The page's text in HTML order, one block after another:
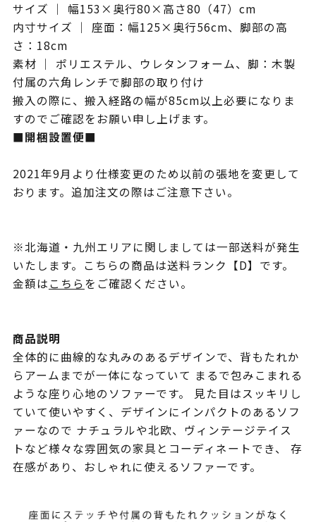
サイズ ｜ 幅153×奥行80×高さ80（47）cm
内寸サイズ ｜ 座面：幅125×奥行56cm、脚部の高
さ：18cm
素材 ｜ ポリエステル、ウレタンフォーム、脚：木製
付属の六角レンチで脚部の取り付け
搬入の際に、搬入経路の幅が85cm以上必要になりま
すのでご確認をお願い申し上げます。
■開梱設置便■
2021年9月より仕様変更のため以前の張地を変更して
おります。追加注文の際はご注意下さい。
※北海道・九州エリアに関しましては一部送料が発生
いたします。こちらの商品は送料ランク【D】です。
金額はこちらをご確認ください。
商品説明
全体的に曲線的な丸みのあるデザインで、背もたれか
らアームまでが一体になっていて まるで包みこまれる
ような座り心地のソファーです。 見た目はスッキリし
ていて使いやすく、デザインにインパクトのあるソフ
ァーなので ナチュラルや北欧、ヴィンテージテイス
トなど様々な雰囲気の家具とコーディネートでき、 存
在感があり、おしゃれに使えるソファーです。